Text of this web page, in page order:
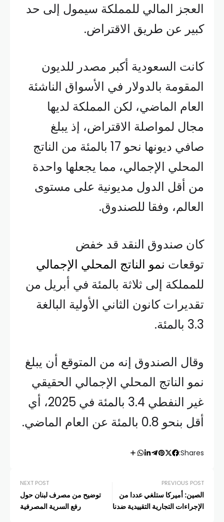
العجز المالي للمملكة سيمول إلى حد
كبير عن طريق الاقتراض.
كانت السعودية أكبر مصدر للديون
المقومة بالدولار في الأسواق الناشئة
العام الماضي، لكن المملكة لديها
مجال لمواصلة الاقتراض، إذ يبلغ
صافي ديونها نحو 17 بالمئة من الناتج
المحلي الإجمالي، مما يجعلها واحدة
من أقل الدول مديونية على مستوى
العالم، وفقا للصندوق.
كان صندوق النقد قد خفض
توقعات نمو الناتج المحلي الإجمالي
للمملكة إلى ثلاثة بالمئة في أبريل من
تقديرات كانون الثاني الأولية البالغة
3.3 بالمئة.
وقال الصندوق إنه من المتوقع أن يبلغ
نمو الناتج المحلي الإجمالي الحقيقي
غير النفطي 3.4 بالمئة في 2025، أي
أقل بنحو 0.8 بالمئة عن العام الماضي.
Shares:
PREVIOUS POST
الصين: أميركا ستلغي عددا من
الإجراءات التجارية التقييدية ضدنا
NEXT POST
توضيح من مصرف لبنان حول
رفع السرية المصرفية